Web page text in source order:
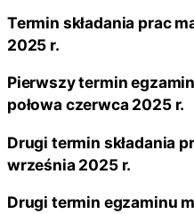
Termin składania prac
2025 r.
Pierwszy termin
połowa czerwca 2025 r.
Drugi termin składania
września 2025 r.
Drugi termin egzaminu